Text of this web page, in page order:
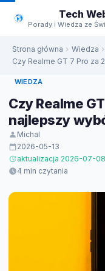
do
treści
Tech
Porady i Wiedza ze
Strona główna
Wiedza
Czy Realme GT 7 Pro za
WIEDZA
Czy Realme
najlepszy
Michal
2026-05-13
aktualizacja 2026-07-08
4 min czytania